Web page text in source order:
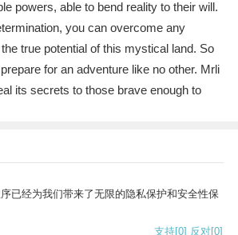
powers, able to bend reality to their will.
you can overcome any
true potential of this mystical land. So
for an adventure like no other. Mrli
its secrets to those brave enough to
已经为我们带来了无限的隐私保护和安全性保
支持[0] 反对[0]